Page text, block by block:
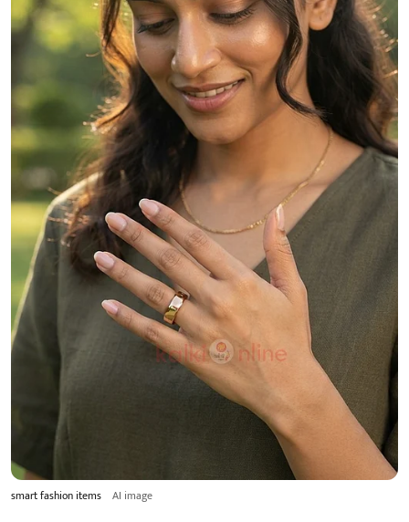
smart fashion items AI image